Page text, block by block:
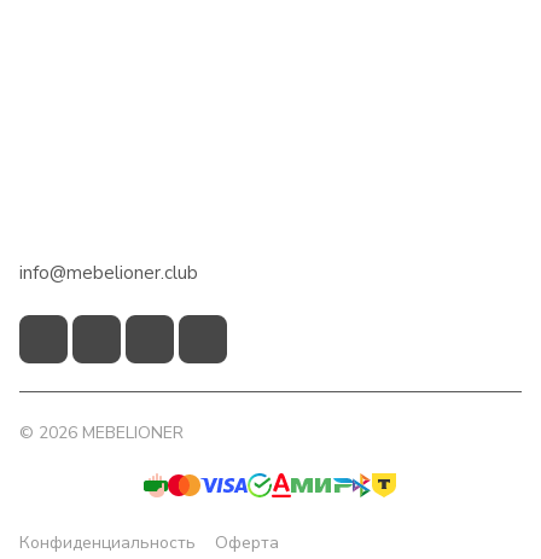
info@mebelioner.club
© 2026 MEBELIONER
Конфиденциальность Оферта